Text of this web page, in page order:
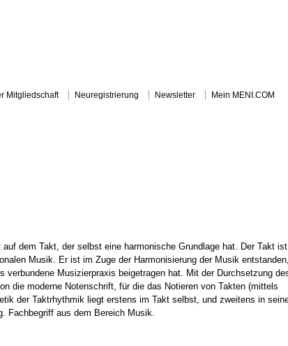
Mitgliedschaft Neuregistrierung Newsletter Mein MENI.COM
dem Takt, der selbst eine harmonische Grundlage hat. Der Takt ist
Musik. Er ist im Zuge der Harmonisierung der Musik entstanden,
verbundene Musizierpraxis beigetragen hat. Mit der Durchsetzung
die moderne Notenschrift, für die das Notieren von Takten (mittels
der Taktrhythmik liegt erstens im Takt selbst, und zweitens in
Fachbegriff aus dem Bereich Musik.